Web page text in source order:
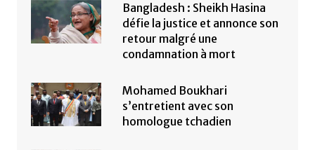
Bangladesh : Sheikh Hasina
défie la justice et annonce son
retour malgré une
condamnation à mort
Mohamed Boukhari
s’entretient avec son
homologue tchadien